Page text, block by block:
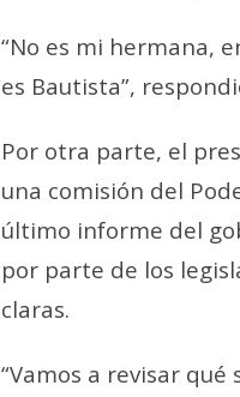
“No es mi hermana,
es Bautista”,
Por otra parte, el
una comisión del
último informe del
por parte de los
claras.
“Vamos a revisar